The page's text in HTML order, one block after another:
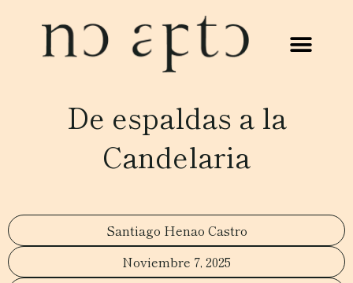
De espaldas a la
Candelaria
Santiago Henao Castro
Noviembre 7, 2025